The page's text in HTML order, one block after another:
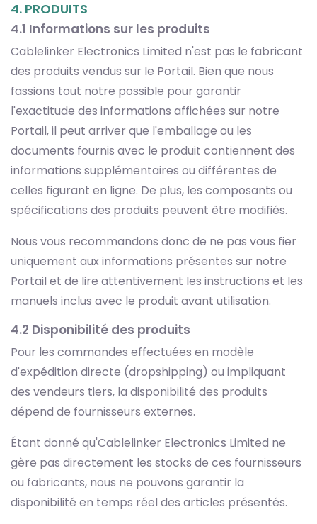
4. PRODUITS
4.1 Informations sur les produits
Cablelinker Electronics Limited n'est pas le fabricant
des produits vendus sur le Portail. Bien que nous
fassions tout notre possible pour garantir
l'exactitude des informations affichées sur notre
Portail, il peut arriver que l'emballage ou les
documents fournis avec le produit contiennent des
informations supplémentaires ou différentes de
celles figurant en ligne. De plus, les composants ou
spécifications des produits peuvent être modifiés.
Nous vous recommandons donc de ne pas vous fier
uniquement aux informations présentes sur notre
Portail et de lire attentivement les instructions et les
manuels inclus avec le produit avant utilisation.
4.2 Disponibilité des produits
Pour les commandes effectuées en modèle
d'expédition directe (dropshipping) ou impliquant
des vendeurs tiers, la disponibilité des produits
dépend de fournisseurs externes.
Étant donné qu'Cablelinker Electronics Limited ne
gère pas directement les stocks de ces fournisseurs
ou fabricants, nous ne pouvons garantir la
disponibilité en temps réel des articles présentés.